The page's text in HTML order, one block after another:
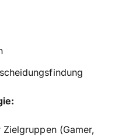
(Gamer,